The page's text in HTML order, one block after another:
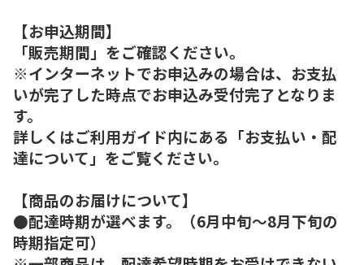
【お申込期間】
「販売期間」をご確認ください。
※インターネットでお申込みの場合は、お支払
いが完了した時点でお申込み受付完了となりま
す。
詳しくはご利用ガイド内にある「お支払い・配
達について」をご覧ください。
【商品のお届けについて】
●配達時期が選べます。（6月中旬～8月下旬の
時期指定可）